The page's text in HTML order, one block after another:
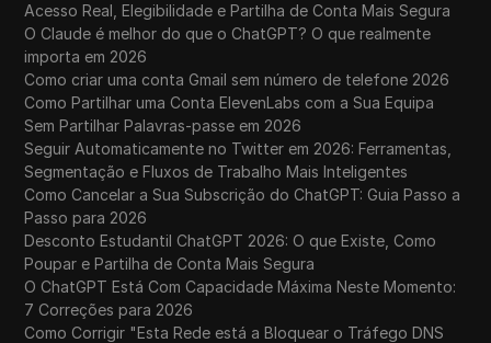
Acesso Real, Elegibilidade e Partilha de Conta Mais Segura
O Claude é melhor do que o ChatGPT? O que realmente
importa em 2026
Como criar uma conta Gmail sem número de telefone 2026
Como Partilhar uma Conta ElevenLabs com a Sua Equipa
Sem Partilhar Palavras-passe em 2026
Seguir Automaticamente no Twitter em 2026: Ferramentas,
Segmentação e Fluxos de Trabalho Mais Inteligentes
Como Cancelar a Sua Subscrição do ChatGPT: Guia Passo a
Passo para 2026
Desconto Estudantil ChatGPT 2026: O que Existe, Como
Poupar e Partilha de Conta Mais Segura
O ChatGPT Está Com Capacidade Máxima Neste Momento:
7 Correções para 2026
Como Corrigir "Esta Rede está a Bloquear o Tráfego DNS